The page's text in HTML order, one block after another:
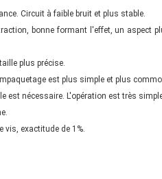
Circuit à faible bruit et plus stable.
bonne formant l'effet, un aspect
plus précise.
est plus simple et plus
est nécessaire. L'opération est très
vis, exactitude de 1%.